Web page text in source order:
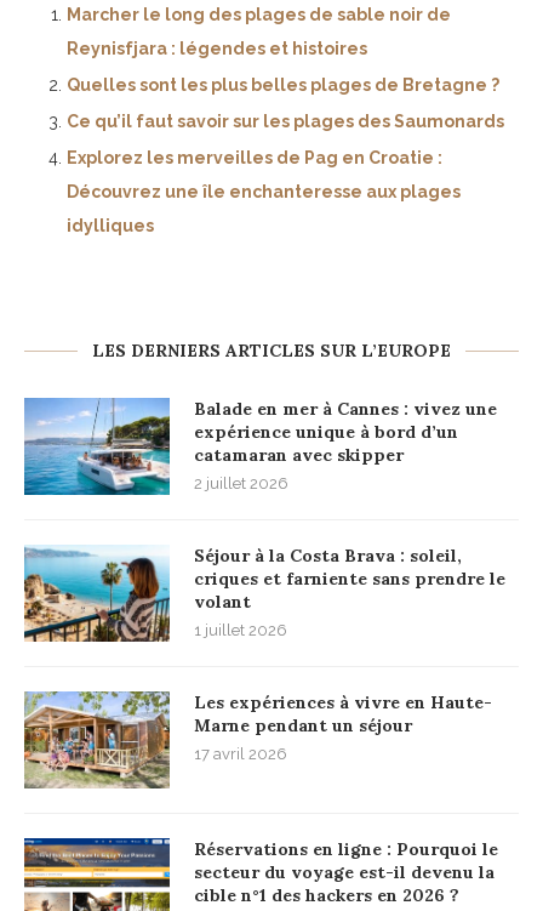
Marcher le long des plages de sable noir de
Reynisfjara : légendes et histoires
Quelles sont les plus belles plages de Bretagne ?
Ce qu’il faut savoir sur les plages des Saumonards
Explorez les merveilles de Pag en Croatie :
Découvrez une île enchanteresse aux plages
idylliques
LES DERNIERS ARTICLES SUR L’EUROPE
Balade en mer à Cannes : vivez une
expérience unique à bord d’un
catamaran avec skipper
2 juillet 2026
Séjour à la Costa Brava : soleil,
criques et farniente sans prendre le
volant
1 juillet 2026
Les expériences à vivre en Haute-
Marne pendant un séjour
17 avril 2026
Réservations en ligne : Pourquoi le
secteur du voyage est-il devenu la
cible n°1 des hackers en 2026 ?